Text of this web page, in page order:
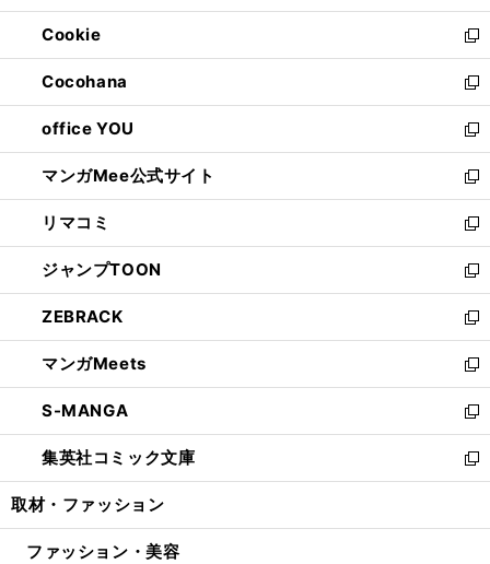
開
く
ウ
で
開
く
ン
ド
ウ
で
開
く
ウ
ィ
ン
ド
ウ
で
開
く
Cookie
新
し
い
ウ
ィ
ン
ド
ウ
で
開
く
Cocohana
新
し
い
ウ
ィ
ン
ド
ウ
で
開
く
office YOU
新
し
い
ウ
ィ
ン
ド
ウ
で
開
く
マンガMee公式サイト
新
し
い
ウ
ィ
ン
ド
ウ
で
開
く
リマコミ
新
し
い
ウ
ィ
ン
ド
ウ
で
開
く
ジャンプTOON
新
し
い
ウ
ィ
ン
ド
ウ
で
開
ZEBRACK
新
し
い
ウ
ィ
ン
ド
ウ
開
マンガMeets
新
し
い
ウ
ィ
ン
ウ
S-MANGA
新
し
い
ウ
ン
集英社コミック文庫
新
し
ウ
取材・ファッション
ファッション・美容